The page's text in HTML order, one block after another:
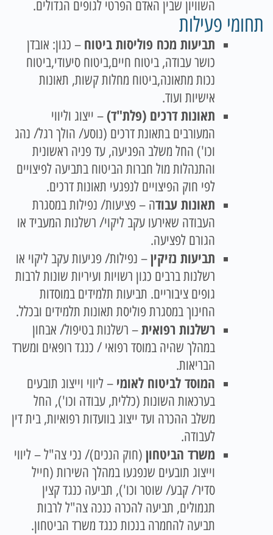
השוויון שבין האדם הפרטי לגופים הגדולים.
תחומי פעילות
תביעות מכח פוליסות ביטוח – כגון: אובדן
כושר עבודה, ביטוח חיים,ביטוח סיעודי,ביטוח
נכות מתאונה,ביטוח מחלות קשות, תאונות
אישיות ועוד.
תאונות דרכים (פלת"ד)– ייצוג וליווי
המעורבים בתאונת דרכים (נוסע/ הולך רגל/ נהג
וכו') החל משלב הפגיעה, עד פניה ראשונית
והתנהלות מול חברות הביטוח בתביעה לפיצויים
לפי חוק הפיצויים לנפגעי תאונות דרכים.
תאונות עבודה – פציעות/ נפילות במסגרת
העבודה שאירעו עקב ליקוי/ רשלנות המעביד או
הגורם לפציעה.
תביעות נזיקין– נפילות/ פגיעות עקב ליקוי או
רשלנות ברבים כגון רשויות ועיריות שונות לרבות
גופים ציבוריים. תביעות תלמידים במוסדות
החינוך במסגרת פוליסת תאונות תלמידים ובכלל.
רשלנות רפואית– רשלנות בטיפול/ אבחון
במהלך שהיה במוסד רפואי / כנגד רופאים ומשרד
הבריאות.
המוסד לביטוח לאומי – ליווי וייצוג תובעים
בערכאות השונות (כללית, עבודה וכו'), החל
משלב ההכרה ועד ייצוג בוועדות רפואיות, בית דין
לעבודה.
משרד הביטחון (חוק הנכים)/ נכי צה"ל – ליווי
וייצוג תובעים שנפגעו במהלך השירות (חייל
סדיר/ קבע/ שוטר וכו'), תביעה כנגד קצין
תגמולים, תביעה להכרה כנכה צה"ל לרבות
תביעה להחמרה בנכות כנגד משרד הביטחון.